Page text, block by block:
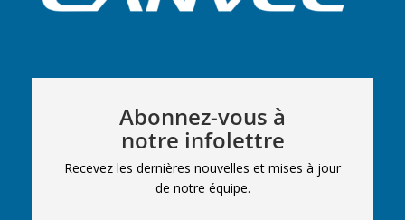
Abonnez-vous à
notre infolettre
Recevez les dernières nouvelles et mises à jour
de notre équipe.